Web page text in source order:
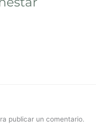
publicar un comentario.